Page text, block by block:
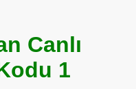
Canlı
1